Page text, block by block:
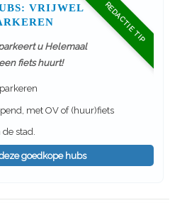
REDACTIE TIP
VRIJWEL
u Helemaal
fiets huurt!
met OV of (huur)fiets
stad.
goedkope hubs